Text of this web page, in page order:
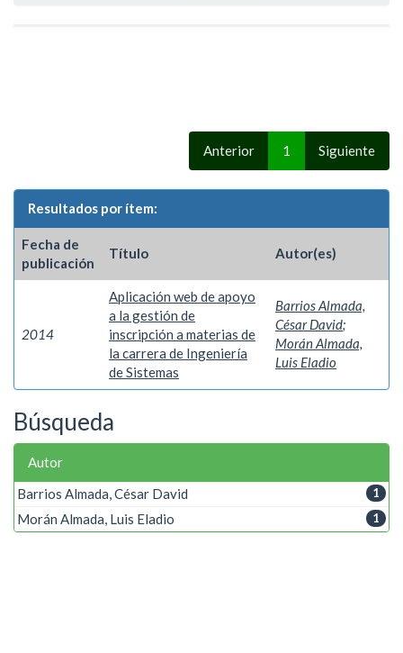
Anterior 1 Siguiente
Resultados por ítem:
Fecha de
publicación
Título Autor(es)
2014
Aplicación web de apoyo
a la gestión de
inscripción a materias de
la carrera de Ingeniería
de Sistemas
Barrios Almada,
César David;
Morán Almada,
Luis Eladio
Búsqueda
Autor
1
Barrios Almada, César David
1
Morán Almada, Luis Eladio